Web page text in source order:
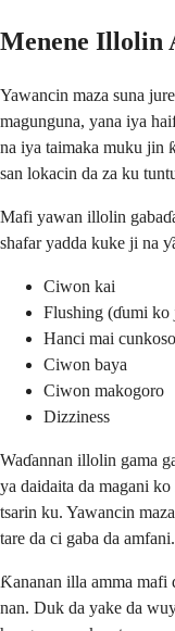
Menene Illolin
Yawancin maza suna
magunguna, yana iya
na iya taimaka muku jin
san lokacin da za ku
Mafi yawan illolin
shafar yadda kuke ji na
Ciwon kai
Flushing (ɗumi
Hanci mai
Ciwon baya
Ciwon makogoro
Dizziness
Waɗannan illolin gama
ya daidaita da magani
tsarin ku. Yawancin
tare da ci gaba da amfani.
Ƙananan illa amma mafi
nan. Duk da yake da